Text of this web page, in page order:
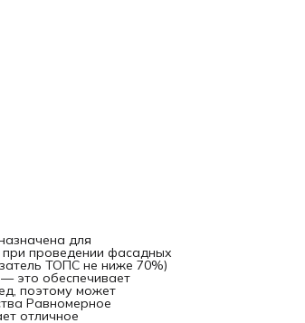
для
проведении фасадных
ТОПС не ниже 70%)
это обеспечивает
поэтому может
Равномерное
отличное